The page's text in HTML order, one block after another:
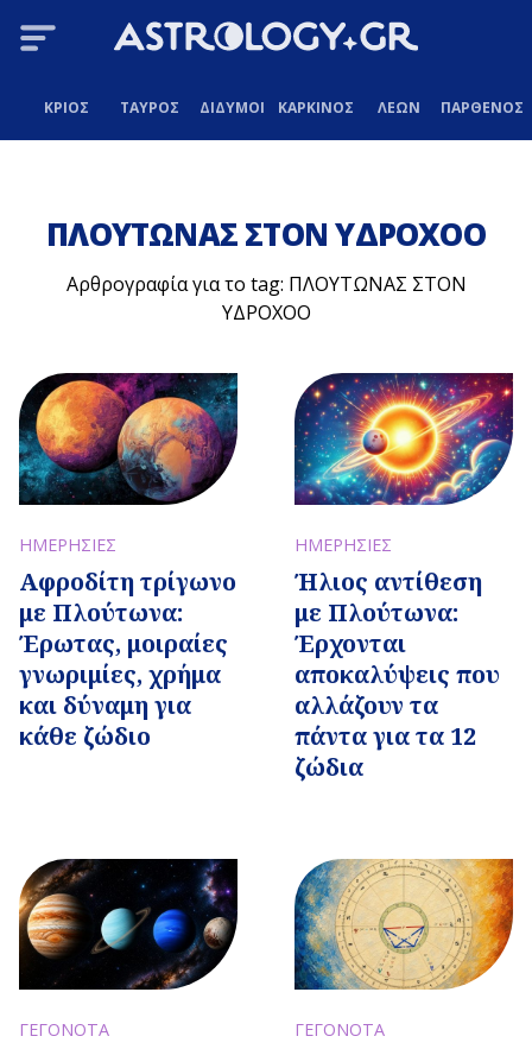
ΚΡΙΟΣ ΤΑΥΡΟΣ ΔΙΔΥΜΟΙ ΚΑΡΚΙΝΟΣ ΛΕΩΝ ΠΑΡΘΕΝΟΣ
ΠΛΟΥΤΩΝΑΣ ΣΤΟΝ ΥΔΡΟΧΟΟ
Αρθρογραφία για το tag: ΠΛΟΥΤΩΝΑΣ ΣΤΟΝ
ΥΔΡΟΧΟΟ
ΗΜΕΡΗΣΙΕΣ
Αφροδίτη τρίγωνο
με Πλούτωνα:
Έρωτας, μοιραίες
γνωριμίες, χρήμα
και δύναμη για
κάθε ζώδιο
ΗΜΕΡΗΣΙΕΣ
Ήλιος αντίθεση
με Πλούτωνα:
Έρχονται
αποκαλύψεις που
αλλάζουν τα
πάντα για τα 12
ζώδια
ΓΕΓΟΝΟΤΑ ΓΕΓΟΝΟΤΑ